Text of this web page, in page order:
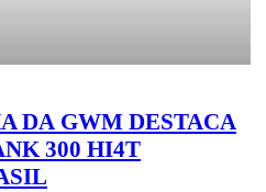
DA GWM DESTACA
300 HI4T